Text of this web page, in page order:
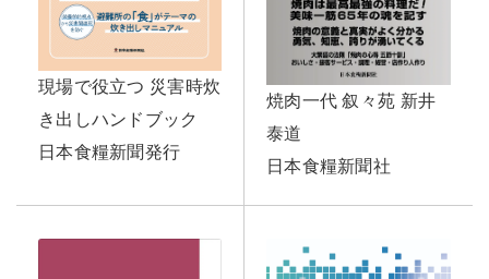
現場で役立つ 災害時炊
き出しハンドブック
日本食糧新聞発行
焼肉一代 叙々苑 新井
泰道
日本食糧新聞社